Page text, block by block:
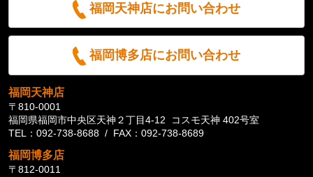
福岡天神店にお問い合わせ
福岡博多店にお問い合わせ
福岡天神店
〒810-0001
福岡県福岡市中央区天神２丁目4-12 コスモ天神 402号室
TEL：092-738-8688 / FAX：092-738-8689
福岡博多店
〒812-0011